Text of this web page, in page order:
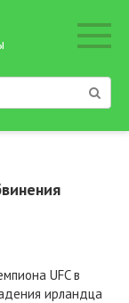
UFC в
ирландца